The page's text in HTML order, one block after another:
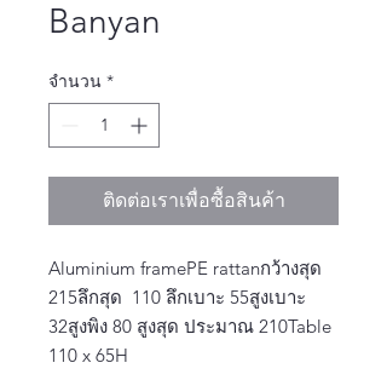
Banyan
จำนวน *
ติดต่อเราเพื่อซื้อสินค้า
Aluminium framePE rattanกว้างสุด
215ลึกสุด  110 ลึกเบาะ 55สูงเบาะ
32สูงพิง 80 สูงสุด ประมาณ 210Table
110 x 65H